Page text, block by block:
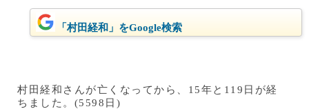
「村田経和」をGoogle検索
村田経和さんが亡くなってから、15年と119日が経
ちました。(5598日)